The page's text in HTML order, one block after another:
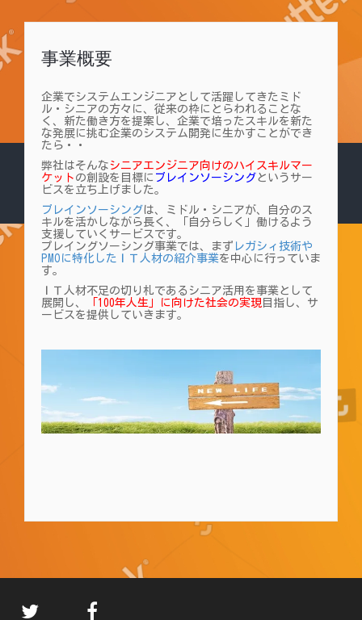
事業概要
企業でシステムエンジニアとして活躍してきたミド
ル・シニアの方々に、従来の枠にとらわれることな
く、新た働き方を提案し、企業で培ったスキルを新た
な発展に挑む企業のシステム開発に生かすことができ
たら・・
弊社はそんな シニアエンジニア向けのハイスキルマー
ケット の創設を目標に ブレインソーシングというサー
ビスを立ち上げました。
ブレインソーシングは、ミドル・シニアが、自分のス
キルを活かしながら長く、「自分らしく」働けるよう
支援していくサービスです。
プレイングソーシング事業では、まず レガシィ技術や
PMOに特化したＩＴ人材の紹介事業を中心に行っていま
す。
ＩＴ人材不足の切り札であるシニア活用を事業として
展開し、
「100年人生」に向けた社会の実現 目指し、サ
ービスを提供していきます。